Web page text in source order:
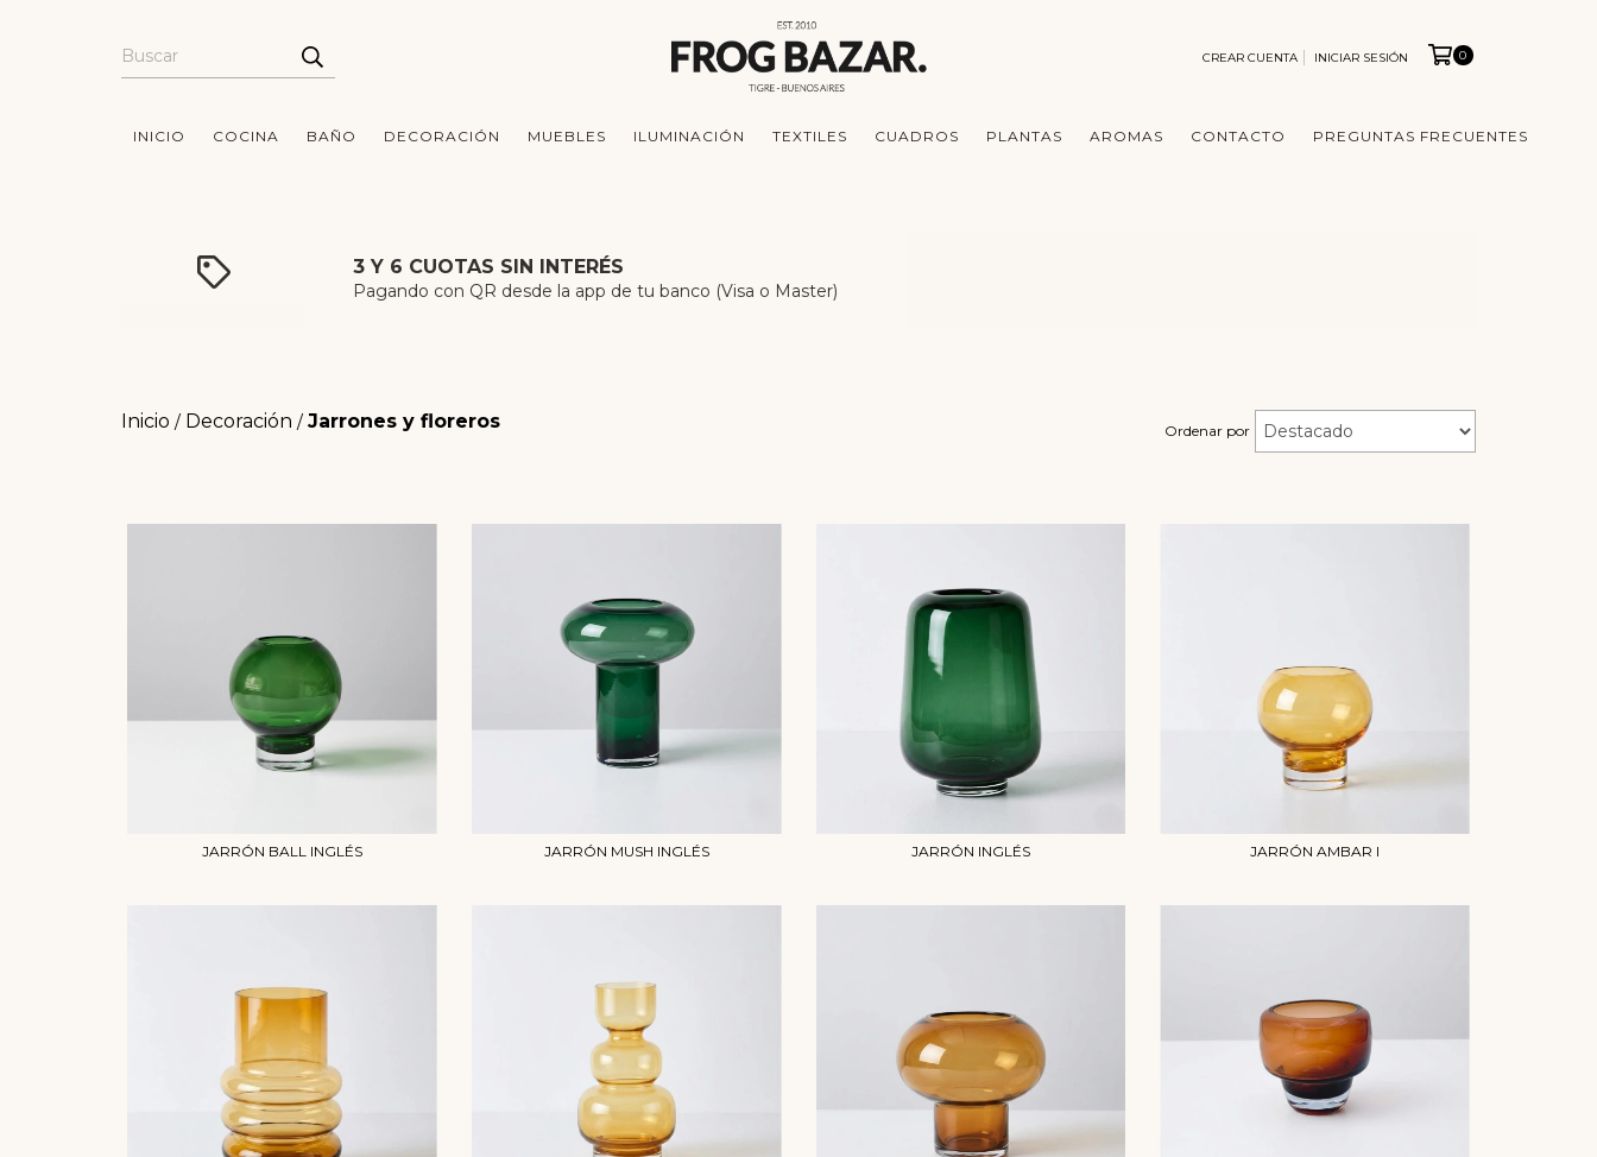
CREAR CUENTA INICIAR SESIÓN 0
INICIO COCINA BAÑO DECORACIÓN MUEBLES ILUMINACIÓN TEXTILES CUADROS PLANTAS AROMAS CONTACTO PREGUNTAS FRECUENTES
3 Y 6 CUOTAS SIN INTERÉS
Pagando con QR desde la app de tu banco (Visa o Master)
Inicio / Decoración / Jarrones y floreros Ordenar por
JARRÓN BALL INGLÉS JARRÓN MUSH INGLÉS JARRÓN INGLÉS JARRÓN AMBAR I